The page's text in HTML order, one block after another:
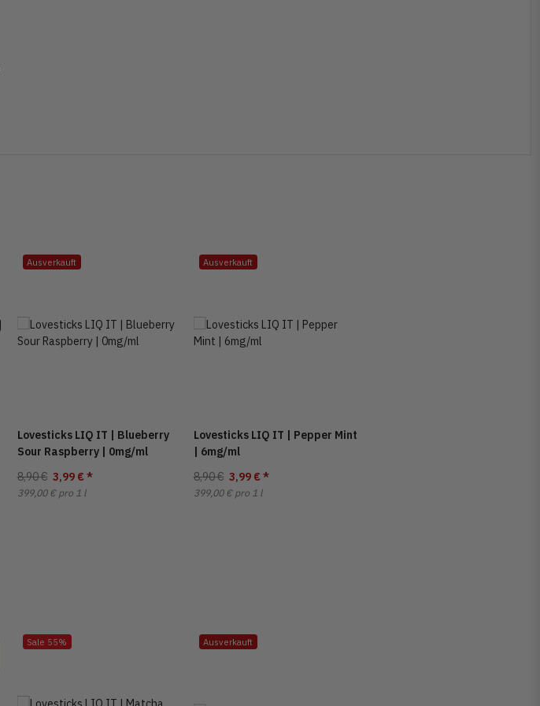
Ausverkauft
Lovesticks LIQ IT | Blueberry
Sour Raspberry | 0mg/ml
8,90 € 3,99 €*
399,00 € pro 1 l
Ausverkauft
Lovesticks LIQ IT | Pepper Mint
| 6mg/ml
8,90 € 3,99 €*
399,00 € pro 1 l
Sale 55% Ausverkauft